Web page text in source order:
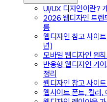
UI/UX 디자인이란?
2026 웹디자인 트렌
름
웹디자인 참고 사이
년)
모바일 웹디자인 원
반응형 웹디자인 가
정리
웹디자인 참고 사이
웹사이트 폰트, 컬러,